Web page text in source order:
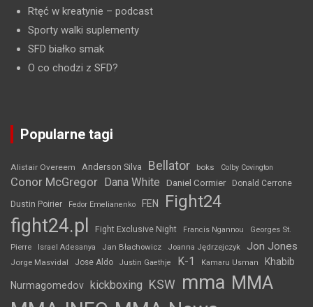
Rtęć w kreatynie – podcast
Sporty walki suplementy
SFD białko smak
O co chodzi z SFD?
Popularne tagi
Alistair Overeem Anderson Silva Bellator boks Colby Covington
Conor McGregor Dana White Daniel Cormier Donald Cerrone
Dustin Poirier Fedor Emelianenko FEN Fight24
fight24.pl Fight Exclusive Night Francis Ngannou
Georges St.
Pierre
Israel Adesanya Jan Błachowicz Joanna Jędrzejczyk Jon Jones
Jorge Masvidal Jose Aldo Justin Gaethje K-1 Kamaru Usman Khabib
Nurmagomedov kickboxing KSW mma MMA